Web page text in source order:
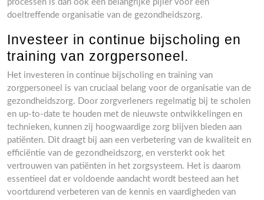
processen is dan ook een belangrijke pijler voor een
doeltreffende organisatie van de gezondheidszorg.
Investeer in continue bijscholing en
training van zorgpersoneel.
Het investeren in continue bijscholing en training van
zorgpersoneel is van cruciaal belang voor de organisatie van de
gezondheidszorg. Door zorgverleners regelmatig bij te scholen
en up-to-date te houden met de nieuwste ontwikkelingen en
technieken, kunnen zij hoogwaardige zorg blijven bieden aan
patiënten. Dit draagt bij aan een verbetering van de kwaliteit en
efficiëntie van de gezondheidszorg, en versterkt ook het
vertrouwen van patiënten in het zorgsysteem. Het is daarom
essentieel dat er voldoende aandacht wordt besteed aan het
voortdurend verbeteren van de kennis en vaardigheden van